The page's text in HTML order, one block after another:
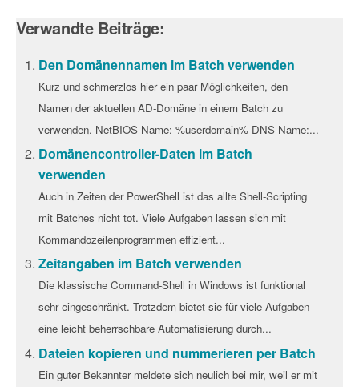
Verwandte Beiträge:
Den Domänennamen im Batch verwenden
Kurz und schmerzlos hier ein paar Möglichkeiten, den
Namen der aktuellen AD-Domäne in einem Batch zu
verwenden. NetBIOS-Name: %userdomain% DNS-Name:...
Domänencontroller-Daten im Batch
verwenden
Auch in Zeiten der PowerShell ist das allte Shell-Scripting
mit Batches nicht tot. Viele Aufgaben lassen sich mit
Kommandozeilenprogrammen effizient...
Zeitangaben im Batch verwenden
Die klassische Command-Shell in Windows ist funktional
sehr eingeschränkt. Trotzdem bietet sie für viele Aufgaben
eine leicht beherrschbare Automatisierung durch...
Dateien kopieren und nummerieren per Batch
Ein guter Bekannter meldete sich neulich bei mir, weil er mit